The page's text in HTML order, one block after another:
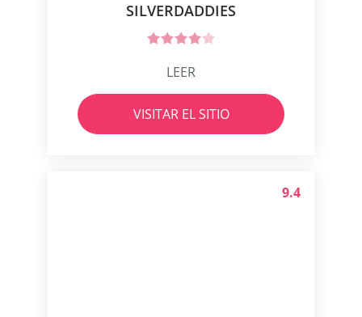
SILVERDADDIES
LEER
VISITAR EL SITIO
9.4